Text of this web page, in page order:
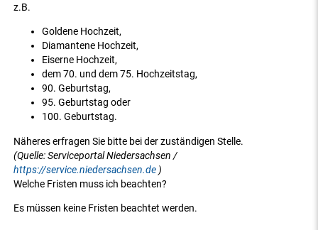
z.B.
Goldene Hochzeit,
Diamantene Hochzeit,
Eiserne Hochzeit,
dem 70. und dem 75. Hochzeitstag,
90. Geburtstag,
95. Geburtstag oder
100. Geburtstag.
Näheres erfragen Sie bitte bei der zuständigen Stelle.
(Quelle: Serviceportal Niedersachsen /
https://service.niedersachsen.de )
Welche Fristen muss ich beachten?
Es müssen keine Fristen beachtet werden.